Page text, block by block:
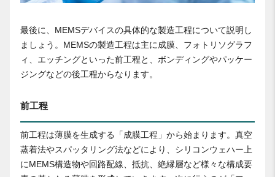
最後に、MEMSデバイスの具体的な製造工程について説明し
ましょう。MEMSの製造工程は主に成膜、フォトリソグラフ
ィ、エッチングといった前工程と、ボンディングやパッケー
ジングなどの後工程からなります。
前工程
前工程は薄膜を生成する「成膜工程」から始まります。真空
蒸着法やスパッタリング法などにより、シリコンウェハー上
にMEMS構造物や回路配線、抵抗、絶縁層など様々な構成要